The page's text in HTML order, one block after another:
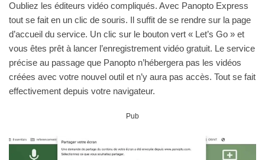
Oubliez les éditeurs vidéo compliqués. Avec Panopto Express
tout se fait en un clic de souris. Il suffit de se rendre sur la page
d’accueil du service. Un clic sur le bouton vert « Let’s Go » et
vous êtes prêt à lancer l’enregistrement vidéo gratuit. Le service
précise au passage que Panopto n’hébergera pas les vidéos
créées avec votre nouvel outil et n’y aura pas accès. Tout se fait
effectivement depuis votre navigateur.
Pub